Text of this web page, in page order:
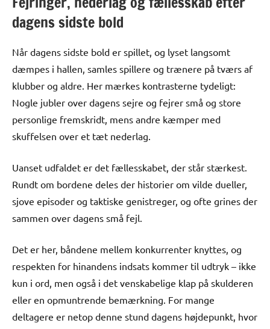
dagens sidste bold
Når dagens sidste bold er spillet, og lyset langsomt
dæmpes i hallen, samles spillere og trænere på tværs af
klubber og aldre. Her mærkes kontrasterne tydeligt:
Nogle jubler over dagens sejre og fejrer små og store
personlige fremskridt, mens andre kæmper med
skuffelsen over et tæt nederlag.
Uanset udfaldet er det fællesskabet, der står stærkest.
Rundt om bordene deles der historier om vilde dueller,
sjove episoder og taktiske genistreger, og ofte grines der
sammen over dagens små fejl.
Det er her, båndene mellem konkurrenter knyttes, og
respekten for hinandens indsats kommer til udtryk – ikke
kun i ord, men også i det venskabelige klap på skulderen
eller en opmuntrende bemærkning. For mange
deltagere er netop denne stund dagens højdepunkt, hvor